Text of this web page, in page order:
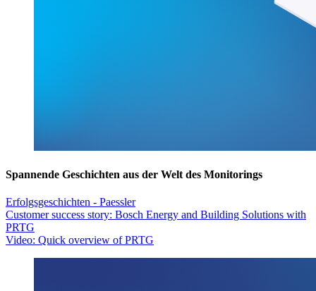
Spannende Geschichten aus der Welt des Monitorings
Erfolgsgeschichten - Paessler
Customer success story: Bosch Energy and Building Solutions with
PRTG
Video: Quick overview of PRTG